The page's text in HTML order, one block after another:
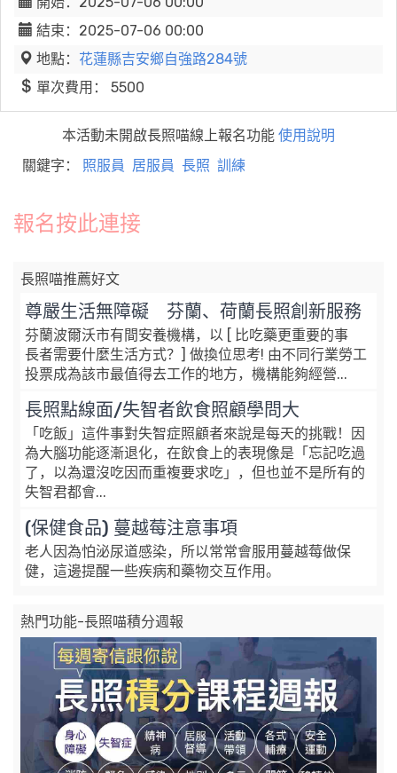
結束：2025-07-06 00:00
地點： 花蓮縣吉安鄉自強路284號
單次費用： 5500
本活動未開啟長照喵線上報名功能 使用說明
關鍵字： 照服員 居服員 長照 訓練
報名按此連接
長照喵推薦好文
尊嚴生活無障礙 芬蘭、荷蘭長照創新服務
芬蘭波爾沃市有間安養機構，以 [ 比吃藥更重要的事
長者需要什麼生活方式？] 做換位思考! 由不同行業勞工
投票成為該市最值得去工作的地方，機構能夠經營...
長照點線面/失智者飲食照顧學問大
「吃飯」這件事對失智症照顧者來說是每天的挑戰！因
為大腦功能逐漸退化，在飲食上的表現像是「忘記吃過
了，以為還沒吃因而重複要求吃」，但也並不是所有的
失智君都會...
(保健食品) 蔓越莓注意事項
老人因為怕泌尿道感染，所以常常會服用蔓越莓做保
健，這邊提醒一些疾病和藥物交互作用。
熱門功能-長照喵積分週報